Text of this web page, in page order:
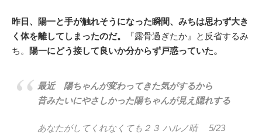
昨日、陽一と手が触れそうになった瞬間、みちは思わず大き
く体を離してしまったのだ。
『露骨過ぎたか』と反省するみ
ち。
陽一にどう接して良いか分からず戸惑っていた。
最近 陽ちゃんが変わってきた気がするから
昔みたいにやさしかった陽ちゃんが見え隠れする
あなたがしてくれなくても２３ ハルノ晴 5/23